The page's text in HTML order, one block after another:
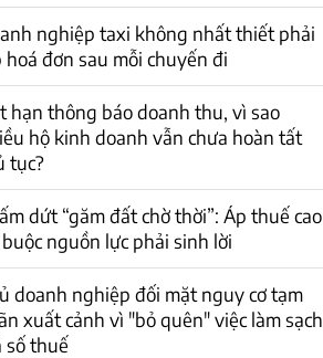
nghiệp taxi không nhất thiết phải
hoá đơn sau mỗi chuyến đi
hạn thông báo doanh thu, vì sao
hộ kinh doanh vẫn chưa hoàn tất
tục?
dứt “găm đất chờ thời”: Áp thuế cao
nguồn lực phải sinh lời
doanh nghiệp đối mặt nguy cơ tạm
xuất cảnh vì "bỏ quên" việc làm sạch
số thuế